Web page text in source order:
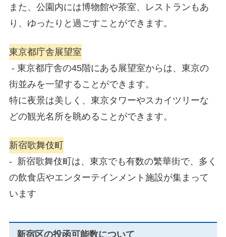
また、公園内には博物館や茶室、レストランもあ
り、ゆったりと過ごすことができます。
東京都庁舎展望室
- 東京都庁舎の45階にある展望室からは、東京の
街並みを一望することができます。
特に夜景は美しく、東京タワーやスカイツリーな
どの観光名所を眺めることができます。
新宿歌舞伎町
- 新宿歌舞伎町は、東京でも有数の繁華街で、多く
の飲食店やエンターテインメント施設が集まって
います
新宿区の投函可能数について